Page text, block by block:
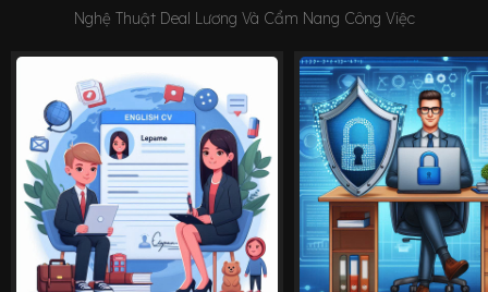
Nghệ Thuật Deal Lương Và Cẩm Nang Công Việc